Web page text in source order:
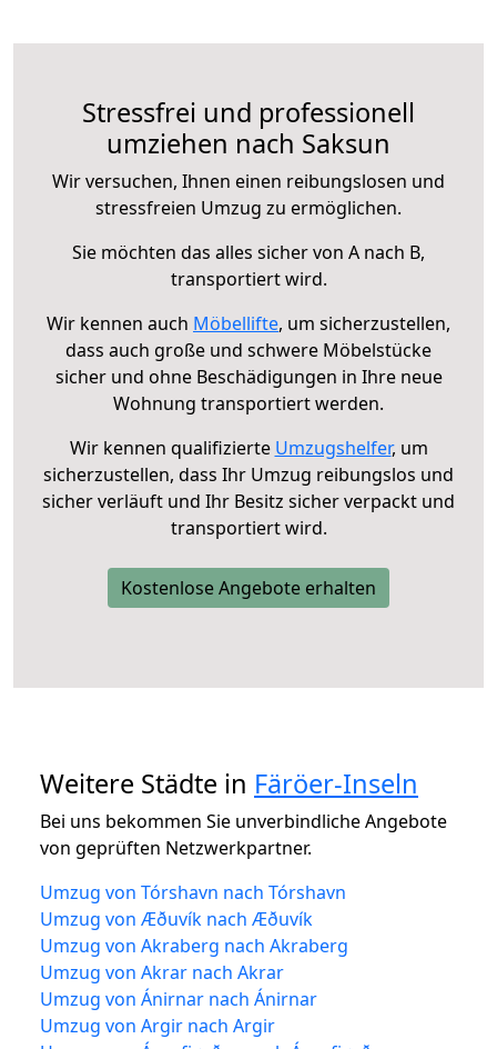
Stressfrei und professionell
umziehen nach Saksun
Wir versuchen, Ihnen einen reibungslosen und
stressfreien Umzug zu ermöglichen.
Sie möchten das alles sicher von A nach B,
transportiert wird.
Wir kennen auch Möbellifte, um sicherzustellen,
dass auch große und schwere Möbelstücke
sicher und ohne Beschädigungen in Ihre neue
Wohnung transportiert werden.
Wir kennen qualifizierte Umzugshelfer, um
sicherzustellen, dass Ihr Umzug reibungslos und
sicher verläuft und Ihr Besitz sicher verpackt und
transportiert wird.
Kostenlose Angebote erhalten
Weitere Städte in Färöer-Inseln
Bei uns bekommen Sie unverbindliche Angebote
von geprüften Netzwerkpartner.
Umzug von Tórshavn nach Tórshavn
Umzug von Æðuvík nach Æðuvík
Umzug von Akraberg nach Akraberg
Umzug von Akrar nach Akrar
Umzug von Ánirnar nach Ánirnar
Umzug von Argir nach Argir